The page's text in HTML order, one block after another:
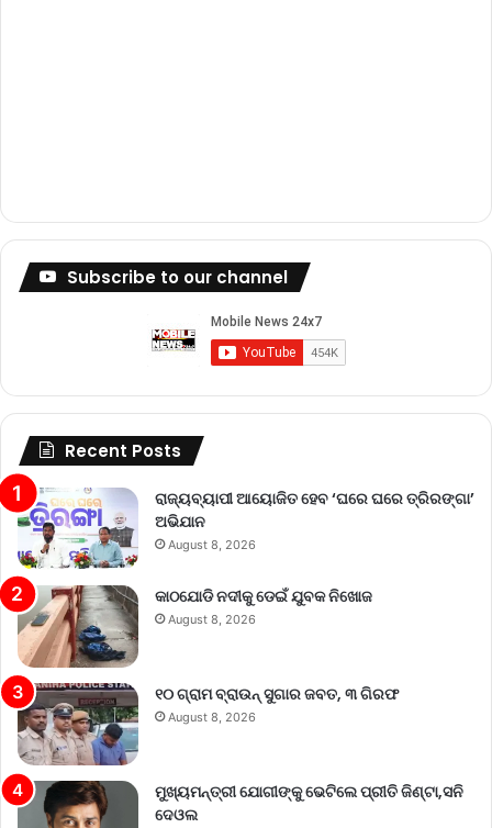
Subscribe to our channel
Recent Posts
ରାଜ୍ୟବ୍ୟାପୀ ଆୟୋଜିତ ହେବ ‘ଘରେ ଘରେ ତ୍ରିରଙ୍ଗା’
ଅଭିଯାନ
August 8, 2026
କାଠଯୋଡି ନଦୀକୁ ଡେଇଁ ଯୁବକ ନିଖୋଜ
August 8, 2026
୧୦ ଗ୍ରାମ ବ୍ରାଉନ୍ ସୁଗାର ଜବତ, ୩ ଗିରଫ
August 8, 2026
ମୁଖ୍ୟମନ୍ତ୍ରୀ ଯୋଗୀଙ୍କୁ ଭେଟିଲେ ପ୍ରୀତି ଜିଣ୍ଟା,ସନି
ଦେଓଲ